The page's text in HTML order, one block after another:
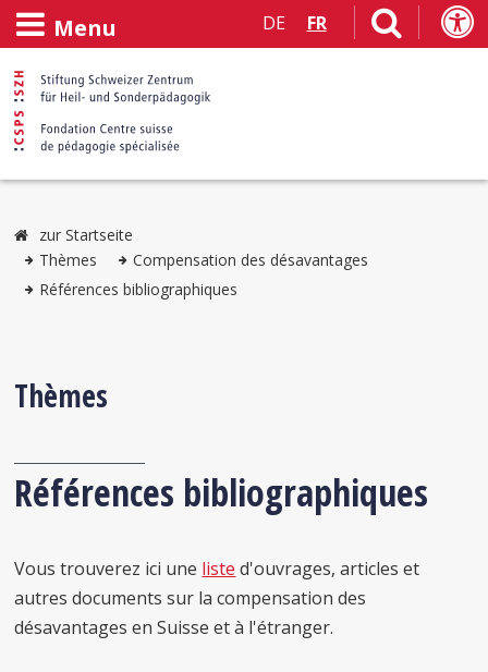
Menu DE FR
zur Startseite
Thèmes
Compensation des désavantages
Références bibliographiques
Thèmes
Références bibliographiques
Vous trouverez ici une liste d'ouvrages, articles et
autres documents sur la compensation des
désavantages en Suisse et à l'étranger.